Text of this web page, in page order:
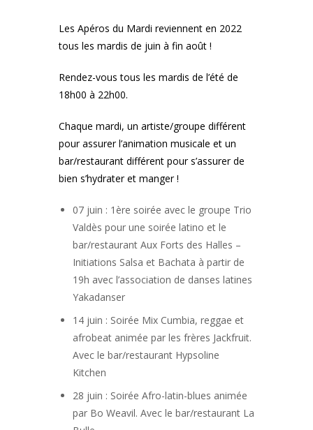
Les Apéros du Mardi reviennent en 2022
tous les mardis de juin à fin août !
Rendez-vous tous les mardis de l’été de
18h00 à 22h00.
Chaque mardi, un artiste/groupe différent
pour assurer l’animation musicale et un
bar/restaurant différent pour s’assurer de
bien s’hydrater et manger !
07 juin : 1ère soirée avec le groupe Trio
Valdès pour une soirée latino et le
bar/restaurant Aux Forts des Halles –
Initiations Salsa et Bachata à partir de
19h avec l’association de danses latines
Yakadanser
14 juin : Soirée Mix Cumbia, reggae et
afrobeat animée par les frères Jackfruit.
Avec le bar/restaurant Hypsoline
Kitchen
28 juin : Soirée Afro-latin-blues animée
par Bo Weavil. Avec le bar/restaurant La